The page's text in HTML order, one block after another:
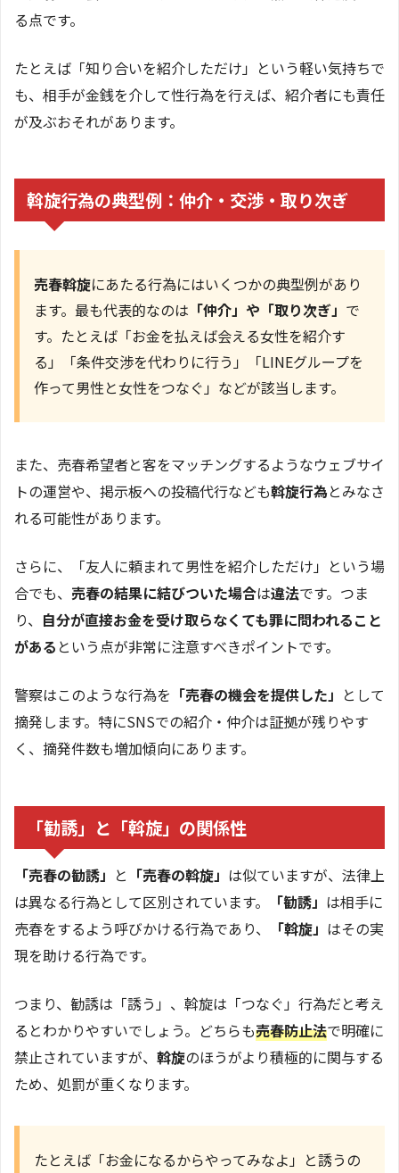
る点です。
たとえば「知り合いを紹介しただけ」という軽い気持ちで
も、相手が金銭を介して性行為を行えば、紹介者にも責任
が及ぶおそれがあります。
斡旋行為の典型例：仲介・交渉・取り次ぎ
売春斡旋にあたる行為にはいくつかの典型例があり
ます。最も代表的なのは 「仲介」や「取り次ぎ」 で
す。たとえば「お金を払えば会える女性を紹介す
る」「条件交渉を代わりに行う」「LINEグループを
作って男性と女性をつなぐ」などが該当します。
また、売春希望者と客をマッチングするようなウェブサイ
トの運営や、掲示板への投稿代行なども斡旋行為とみなさ
れる可能性があります。
さらに、「友人に頼まれて男性を紹介しただけ」という場
合でも、 売春の結果に結びついた場合は違法です。つま
り、 自分が直接お金を受け取らなくても罪に問われること
がある という点が非常に注意すべきポイントです。
警察はこのような行為を 「売春の機会を提供した」 として
摘発します。特にSNSでの紹介・仲介は証拠が残りやす
く、摘発件数も増加傾向にあります。
「勧誘」と「斡旋」の関係性
「売春の勧誘」 と 「売春の斡旋」 は似ていますが、法律上
は異なる行為として区別されています。
「勧誘」 は相手に
売春をするよう呼びかける行為であり、
「斡旋」 はその実
現を助ける行為です。
つまり、勧誘は「誘う」、斡旋は「つなぐ」行為だと考え
るとわかりやすいでしょう。どちらも売春防止法で明確に
禁止されていますが、 斡旋のほうがより積極的に関与する
ため、処罰が重くなります。
たとえば「お金になるからやってみなよ」と誘うの